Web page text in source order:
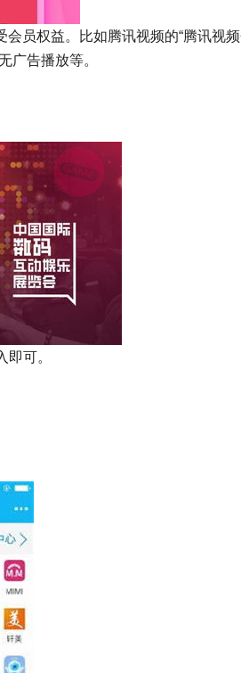
员权益。比如腾讯视频的“腾讯视
广告播放等。
可。